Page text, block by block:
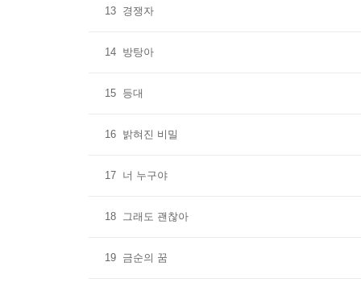
13 경쟁자
14 방탕아
15 등대
16 밝혀진 비밀
17 너 누구야
18 그래도 괜찮아
19 금순의 꿈